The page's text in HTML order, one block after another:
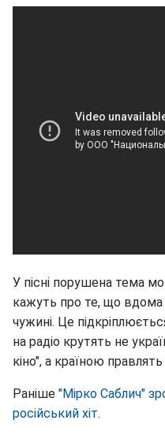
У пісні порушена тема
кажуть про те, що
чужині. Це
на радіо крутять не
кіно", а країною правлять
Раніше "Мірко Саблич"
російський хіт.